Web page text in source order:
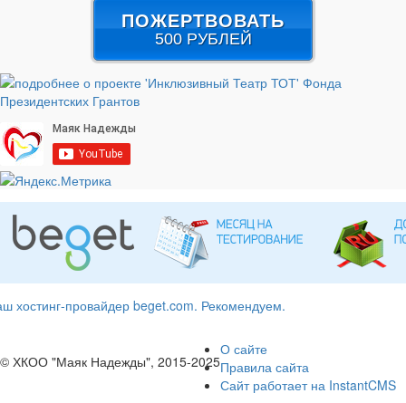
ПОЖЕРТВОВАТЬ
500 РУБЛЕЙ
хостинг-провайдер beget.com. Рекомендуем.
© ХКОО "Маяк Надежды", 2015-2025
О сайте
Правила сайта
Сайт работает на InstantCMS